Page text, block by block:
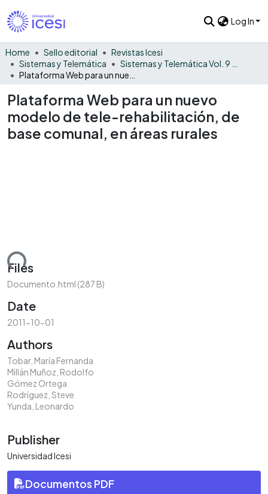
Log In
Home Sello editorial
Revistas Icesi
Sistemas y Telemática
Plataforma Web para un nuevo
modelo de tele-rehabilitación, de
base comunal, en áreas rurales
Files
Documento.html (287 B)
Date
2011-10-01
Authors
Tobar, María Fernanda
Millán Muñoz, Rodolfo
Gómez Ortega
Rodríguez, Steve
Yunda, Leonardo
Publisher
Universidad Icesi
Documentos PDF